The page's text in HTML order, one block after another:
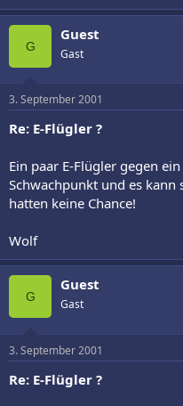
G
Guest
Gast
3. September 2001
Re: E-Flügler ?
Ein paar E-Flügler gegen
Schwachpunkt und es kann
hatten keine Chance!
Wolf
G
Guest
Gast
3. September 2001
Re: E-Flügler ?